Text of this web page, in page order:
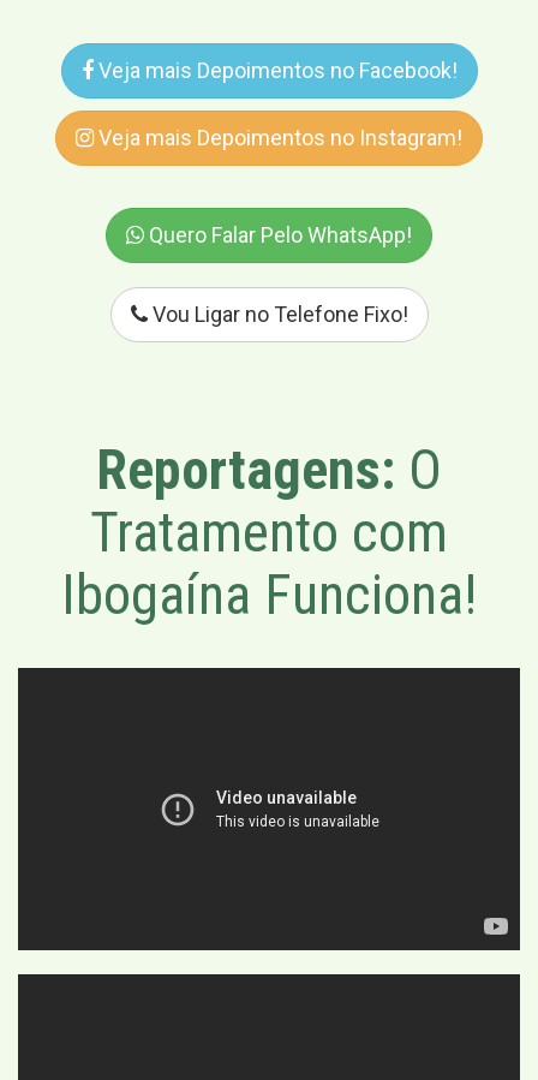
Veja mais Depoimentos no Facebook!
Veja mais Depoimentos no Instagram!
Quero Falar Pelo WhatsApp!
Vou Ligar no Telefone Fixo!
Reportagens: O
Tratamento com
Ibogaína Funciona!